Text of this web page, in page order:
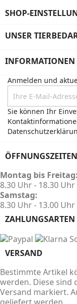
SHOP-
UNSER
INFORMATIONEN
Anmelden und
Sie können Ihr
ÖFFNUNGSZEITEN
Montag bis Freitag:
8.30 Uhr - 18.30 Uhr
Samstag:
8.30 Uhr - 13.00 Uhr
ZAHLUNGSARTEN
VERSAND
Bestimmte Artikel
werden. Diese sind
Versand markiert.